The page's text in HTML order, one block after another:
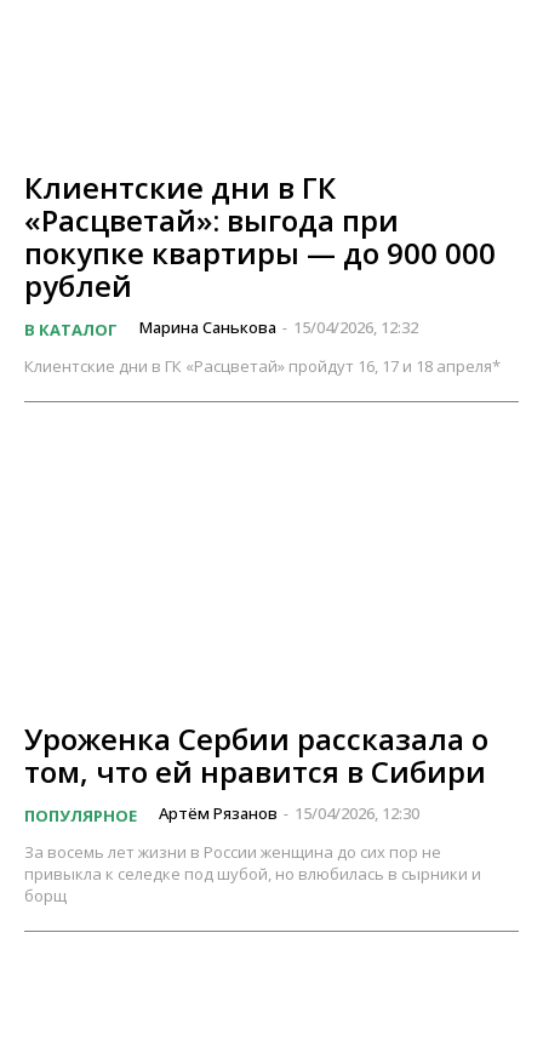
Клиентские дни в ГК
«Расцветай»: выгода при
покупке квартиры — до 900 000
рублей
В КАТАЛОГ Марина Санькова - 15/04/2026, 12:32
Клиентские дни в ГК «Расцветай» пройдут 16, 17 и 18 апреля*
Уроженка Сербии рассказала о
том, что ей нравится в Сибири
ПОПУЛЯРНОЕ Артём Рязанов - 15/04/2026, 12:30
За восемь лет жизни в России женщина до сих пор не
привыкла к селедке под шубой, но влюбилась в сырники и
борщ